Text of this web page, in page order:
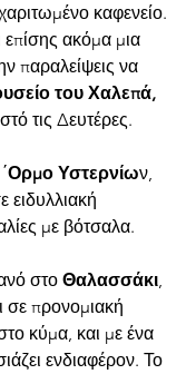
καφενείο.
επίσης ακόμα μια
παραλείψεις να
του Χαλεπά,
τις Δευτέρες.
Ορμο Υστερνίων,
ειδυλλιακή
με βότσαλα.
στο Θαλασσάκι
σε προνομιακή
κύμα, και με ένα
ενδιαφέρον. Το